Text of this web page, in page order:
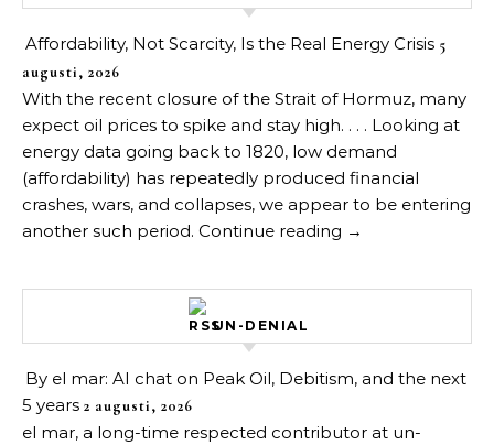
Affordability, Not Scarcity, Is the Real Energy Crisis 5
augusti, 2026
With the recent closure of the Strait of Hormuz, many
expect oil prices to spike and stay high. . . . Looking at
energy data going back to 1820, low demand
(affordability) has repeatedly produced financial
crashes, wars, and collapses, we appear to be entering
another such period. Continue reading →
UN-DENIAL
By el mar: AI chat on Peak Oil, Debitism, and the next
5 years 2 augusti, 2026
el mar, a long-time respected contributor at un-